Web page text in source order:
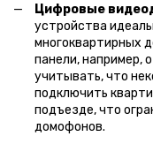
Цифровые
устройства
многоквартирных
панели, например,
учитывать, что
подключить
подъезде, что
домофонов.